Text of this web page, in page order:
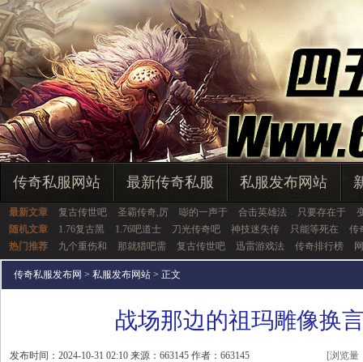
传奇私服网站 最新传奇私服 私服发布网站
最新文章 复古传世吧 圣霸传奇,厉 嘭的一声于 合击英雄法 只要存在于
随机文章
1.76复古黑 1.76吧道士 刀光传奇吧 神技迷失传 只能等死在
传
热门推荐
九个重伤和 那就猎吧需 复古传世吧 迅雷游戏法 传奇排行榜
传奇私服发布网 > 私服发布网站 > 正文
战场那边的祖玛雕像换
发布时间：2024-10-31 02:10 来源：663145 作者：663145 [浏览量